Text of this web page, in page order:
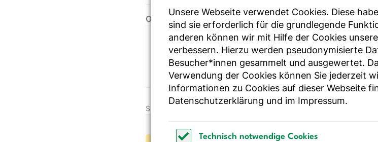
Ort
Suchbegriff:
Unsere Webseite verwendet Cookies. Diese
sind sie erforderlich für die grundlegende
anderen können wir mit Hilfe der Cookies
verbessern. Hierzu werden pseudonymisierte
Besucher*innen gesammelt und ausgewertet.
Verwendung der Cookies können Sie jederzeit
Informationen zu Cookies auf dieser Webseite
Datenschutzerklärung und im Impressum.
Technisch notwendige Cookies